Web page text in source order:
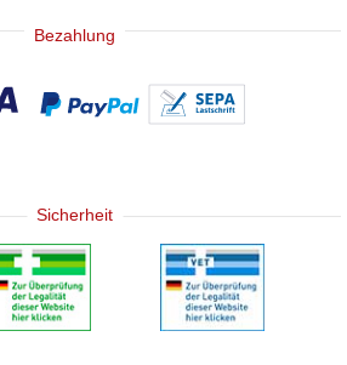
Bezahlung
Sicherheit